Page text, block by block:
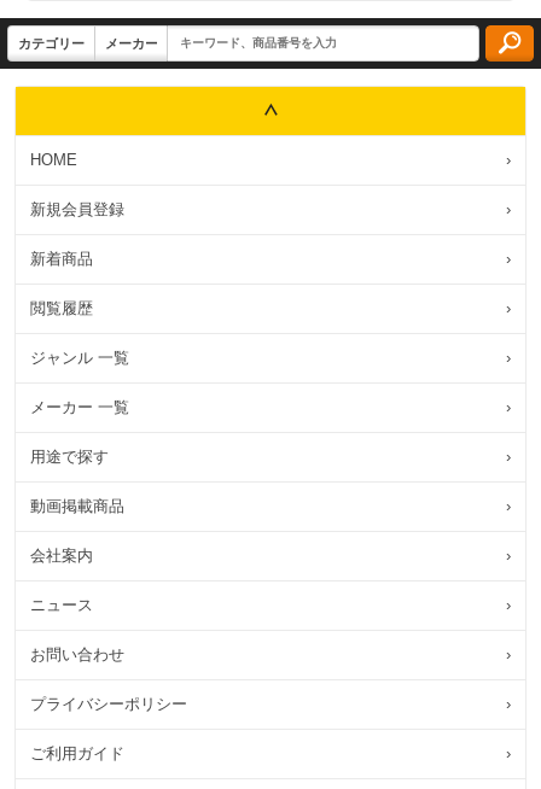
HOME ›
新規会員登録 ›
新着商品 ›
閲覧履歴 ›
ジャンル 一覧 ›
メーカー 一覧 ›
用途で探す ›
動画掲載商品 ›
会社案内 ›
ニュース ›
お問い合わせ ›
プライバシーポリシー ›
ご利用ガイド ›